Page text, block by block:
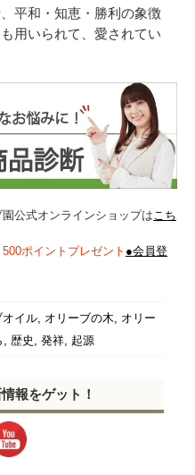
平和・知恵・勝利の象徴
用いられて、愛されてい
公式オンラインショップはこち
500ポイントプレゼント ●会員登
オイル オリーブの木
オリー
歴史 発祥 起源
報をゲット！